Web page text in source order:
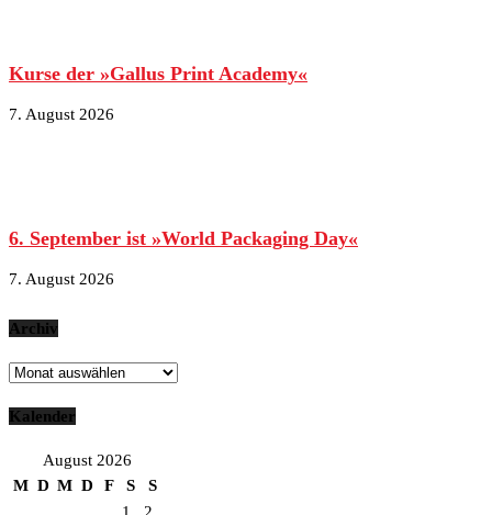
Kurse der »Gallus Print Academy«
7. August 2026
6. September ist »World Packaging Day«
7. August 2026
Archiv
Archiv
Kalender
August 2026
M D M D F S
S